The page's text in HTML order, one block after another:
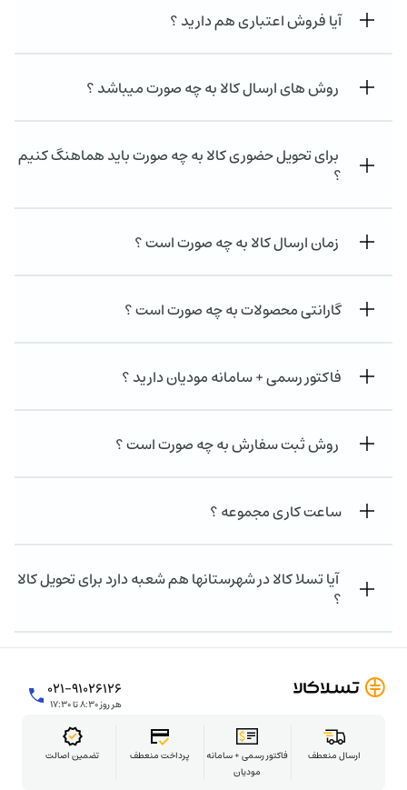
آیا فروش اعتباری هم دارید ؟
روش های ارسال کالا به چه صورت میباشد ؟
برای تحویل حضوری کالا به چه صورت باید هماهنگ کنیم
؟
زمان ارسال کالا به چه صورت است ؟
گارانتی محصولات به چه صورت است ؟
فاکتور رسمی + سامانه مودیان دارید ؟
روش ثبت سفارش به چه صورت است ؟
ساعت کاری مجموعه ؟
آیا تسلا کالا در شهرستانها هم شعبه دارد برای تحویل کالا
؟
۰۲۱-۹۱۰۲۶۱۲۶
هر روز ۸:۳۰ تا ۱۷:۳۰
تضمین اصالت پرداخت منعطف
فاکتور رسمی + سامانه
مودیان
ارسال منعطف